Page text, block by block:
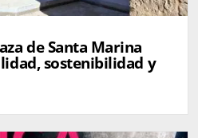
de Santa Marina
sostenibilidad y